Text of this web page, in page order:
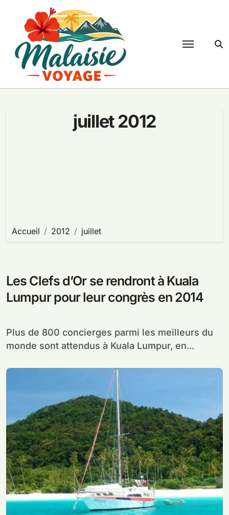
contenu
juillet 2012
Accueil 2012 juillet
Les Clefs d’Or se rendront à Kuala
Lumpur pour leur congrès en 2014
Plus de 800 concierges parmi les meilleurs du
monde sont attendus à Kuala Lumpur, en...